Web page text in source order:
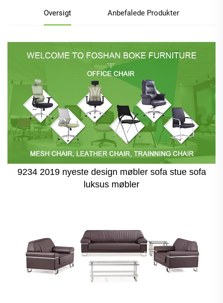
Oversigt Anbefalede Produkter
9234 2019 nyeste design møbler sofa stue sofa
luksus møbler